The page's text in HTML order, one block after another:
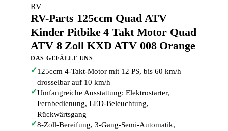
RV
RV-Parts 125ccm Quad ATV
Kinder Pitbike 4 Takt Motor Quad
ATV 8 Zoll KXD ATV 008 Orange
DAS GEFÄLLT UNS
✓125ccm 4-Takt-Motor mit 12 PS, bis 60 km/h
drosselbar auf 10 km/h
✓Umfangreiche Ausstattung: Elektrostarter,
Fernbedienung, LED-Beleuchtung,
Rückwärtsgang
✓8-Zoll-Bereifung, 3-Gang-Semi-Automatik,